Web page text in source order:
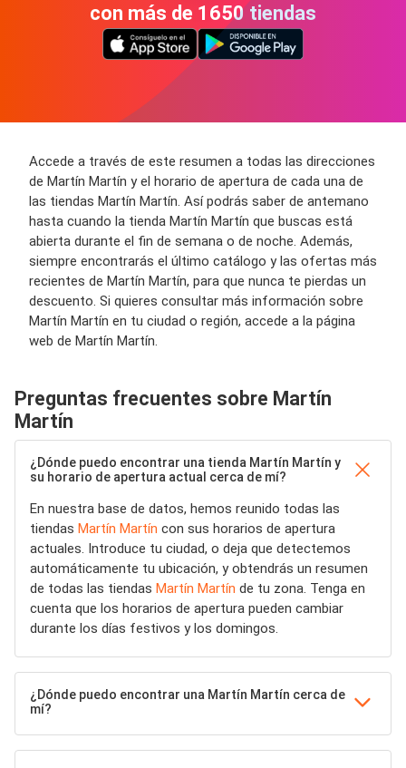
con más de 1650 tiendas
Accede a través de este resumen a todas las direcciones
de Martín Martín y el horario de apertura de cada una de
las tiendas Martín Martín. Así podrás saber de antemano
hasta cuando la tienda Martín Martín que buscas está
abierta durante el fin de semana o de noche. Además,
siempre encontrarás el último catálogo y las ofertas más
recientes de Martín Martín, para que nunca te pierdas un
descuento. Si quieres consultar más información sobre
Martín Martín en tu ciudad o región, accede a la página
web de Martín Martín.
Preguntas frecuentes sobre Martín
Martín
¿Dónde puedo encontrar una tienda Martín Martín y
su horario de apertura actual cerca de mí?
En nuestra base de datos, hemos reunido todas las
tiendas Martín Martín con sus horarios de apertura
actuales. Introduce tu ciudad, o deja que detectemos
automáticamente tu ubicación, y obtendrás un resumen
de todas las tiendas Martín Martín de tu zona. Tenga en
cuenta que los horarios de apertura pueden cambiar
durante los días festivos y los domingos.
¿Dónde puedo encontrar una Martín Martín cerca de
mí?